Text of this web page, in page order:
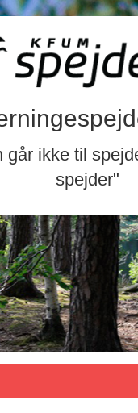
går ikke til
spejder"